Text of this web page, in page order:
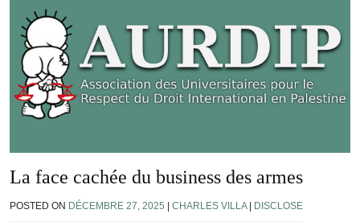
La face cachée du business des armes
POSTED ON DÉCEMBRE 27, 2025 CHARLES VILLA| DISCLOSE